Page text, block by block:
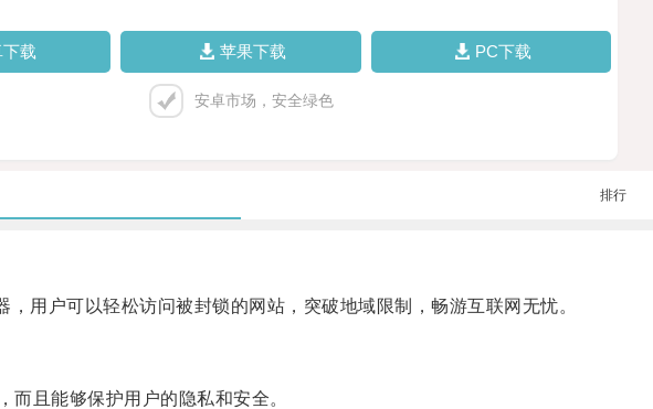
载 苹果下载 PC下载
安卓市场，安全绿色
排行
户可以轻松访问被封锁的网站，突破地域限制，畅游互联网无忧。
且能够保护用户的隐私和安全。